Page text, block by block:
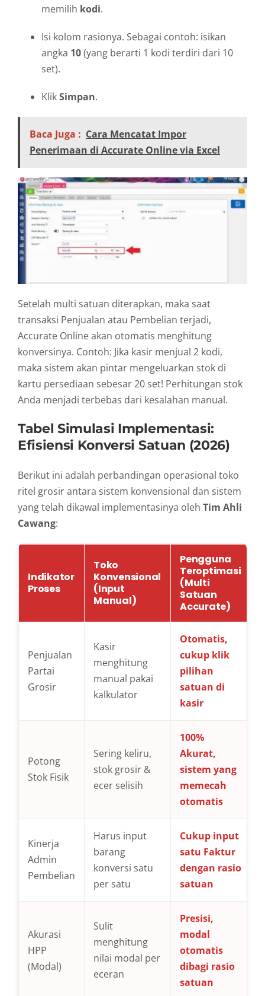
memilih kodi.
Isi kolom rasionya. Sebagai contoh: isikan
angka 10(yang berarti 1 kodi terdiri dari 10
set).
KlikSimpan.
Baca Juga : Cara Mencatat Impor
Penerimaan di Accurate Online via Excel
Setelah multi satuan diterapkan, maka saat
transaksi Penjualan atau Pembelian terjadi,
Accurate Online akan otomatis menghitung
konversinya. Contoh: Jika kasir menjual 2 kodi,
maka sistem akan pintar mengeluarkan stok di
kartu persediaan sebesar 20 set! Perhitungan stok
Anda menjadi terbebas dari kesalahan manual.
Tabel Simulasi Implementasi:
Efisiensi Konversi Satuan (2026)
Berikut ini adalah perbandingan operasional toko
ritel grosir antara sistem konvensional dan sistem
yang telah dikawal implementasinya oleh Tim Ahli
Cawang:
Indikator
Proses
Toko
Konvensional
(Input
Manual)
Pengguna
Teroptimasi
(Multi
Satuan
Accurate)
Penjualan
Partai
Grosir
Kasir
menghitung
manual pakai
kalkulator
Otomatis,
cukup klik
pilihan
satuan di
kasir
Potong
Stok Fisik
Sering keliru,
stok grosir &
ecer selisih
100%
Akurat,
sistem yang
memecah
otomatis
Kinerja
Admin
Pembelian
Harus input
barang
konversi satu
per satu
Cukup input
satu Faktur
dengan rasio
satuan
Akurasi
HPP
(Modal)
Sulit
menghitung
nilai modal per
eceran
Presisi,
modal
otomatis
dibagi rasio
satuan